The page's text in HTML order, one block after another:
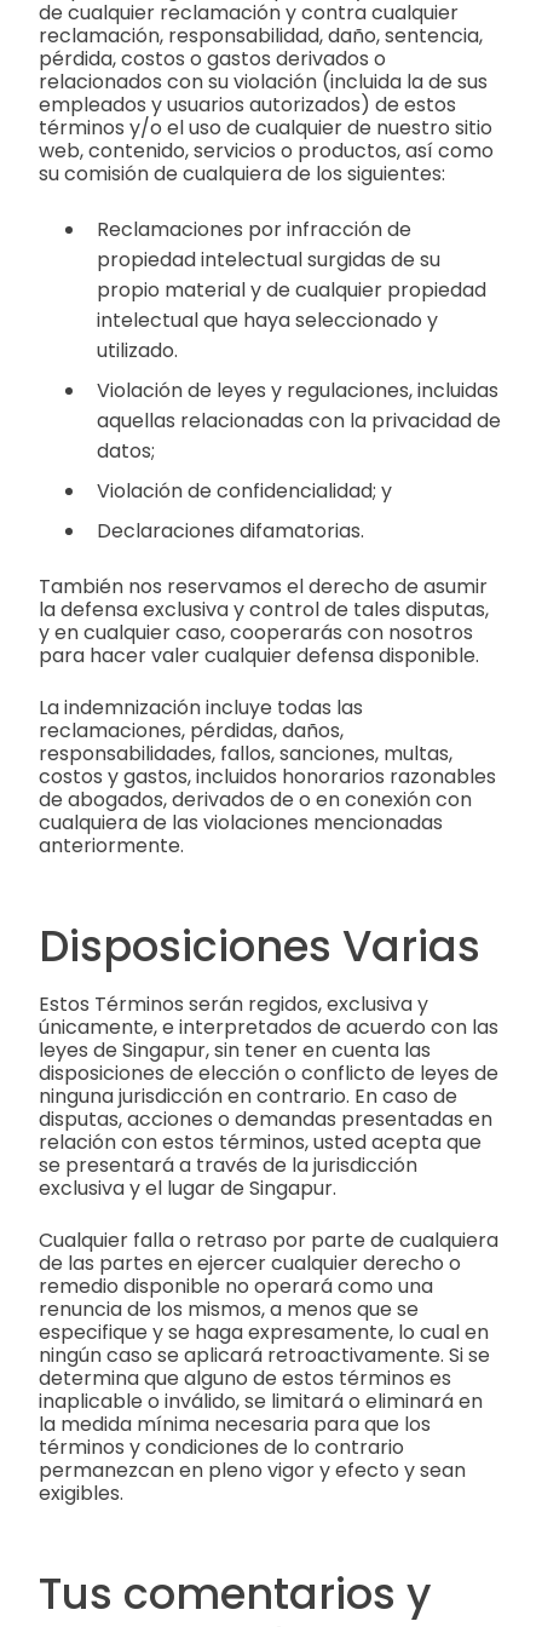
de cualquier reclamación y contra cualquier
reclamación, responsabilidad, daño, sentencia,
pérdida, costos o gastos derivados o
relacionados con su violación (incluida la de sus
empleados y usuarios autorizados) de estos
términos y/o el uso de cualquier de nuestro sitio
web, contenido, servicios o productos, así como
su comisión de cualquiera de los siguientes:
Reclamaciones por infracción de
propiedad intelectual surgidas de su
propio material y de cualquier propiedad
intelectual que haya seleccionado y
utilizado.
Violación de leyes y regulaciones, incluidas
aquellas relacionadas con la privacidad de
datos;
Violación de confidencialidad; y
Declaraciones difamatorias.
También nos reservamos el derecho de asumir
la defensa exclusiva y control de tales disputas,
y en cualquier caso, cooperarás con nosotros
para hacer valer cualquier defensa disponible.
La indemnización incluye todas las
reclamaciones, pérdidas, daños,
responsabilidades, fallos, sanciones, multas,
costos y gastos, incluidos honorarios razonables
de abogados, derivados de o en conexión con
cualquiera de las violaciones mencionadas
anteriormente.
Disposiciones Varias
Estos Términos serán regidos, exclusiva y
únicamente, e interpretados de acuerdo con las
leyes de Singapur, sin tener en cuenta las
disposiciones de elección o conflicto de leyes de
ninguna jurisdicción en contrario. En caso de
disputas, acciones o demandas presentadas en
relación con estos términos, usted acepta que
se presentará a través de la jurisdicción
exclusiva y el lugar de Singapur.
Cualquier falla o retraso por parte de cualquiera
de las partes en ejercer cualquier derecho o
remedio disponible no operará como una
renuncia de los mismos, a menos que se
especifique y se haga expresamente, lo cual en
ningún caso se aplicará retroactivamente. Si se
determina que alguno de estos términos es
inaplicable o inválido, se limitará o eliminará en
la medida mínima necesaria para que los
términos y condiciones de lo contrario
permanezcan en pleno vigor y efecto y sean
exigibles.
Tus comentarios y